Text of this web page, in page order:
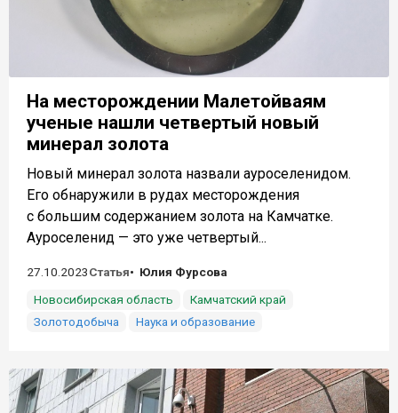
На месторождении Малетойваям
ученые нашли четвертый новый
минерал золота
Новый минерал золота назвали ауроселенидом.
Его обнаружили в рудах месторождения
с большим содержанием золота на Камчатке.
Ауроселенид — это уже четвертый...
27.10.2023Статья
Юлия Фурсова
Новосибирская область
Камчатский край
Золотодобыча
Наука и образование